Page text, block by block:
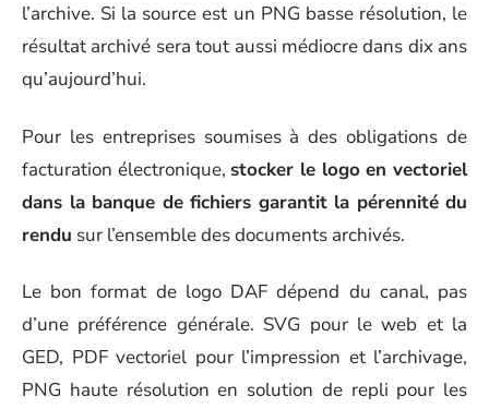
l’archive. Si la source est un PNG basse résolution, le
résultat archivé sera tout aussi médiocre dans dix ans
qu’aujourd’hui.
Pour les entreprises soumises à des obligations de
facturation électronique, stocker le logo en vectoriel
dans la banque de fichiers garantit la pérennité du
rendu sur l’ensemble des documents archivés.
Le bon format de logo DAF dépend du canal, pas
d’une préférence générale. SVG pour le web et la
GED, PDF vectoriel pour l’impression et l’archivage,
PNG haute résolution en solution de repli pour les